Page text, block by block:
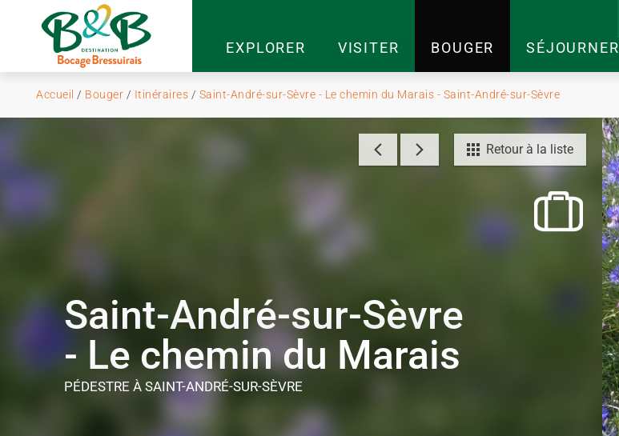
EXPLORER VISITER BOUGER SÉJOURNER
Accueil / Bouger / Itinéraires / Saint-André-sur-Sèvre - Le chemin du Marais - Saint-André-sur-Sèvre
Retour à la liste
Saint-André-sur-Sèvre
- Le chemin du Marais
PÉDESTRE À SAINT-ANDRÉ-SUR-SÈVRE